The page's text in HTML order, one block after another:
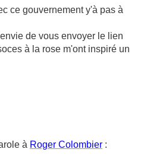
ce gouvernement y'à pas à
de vous envoyer le lien
à la rose m'ont inspiré un
à Roger Colombier :